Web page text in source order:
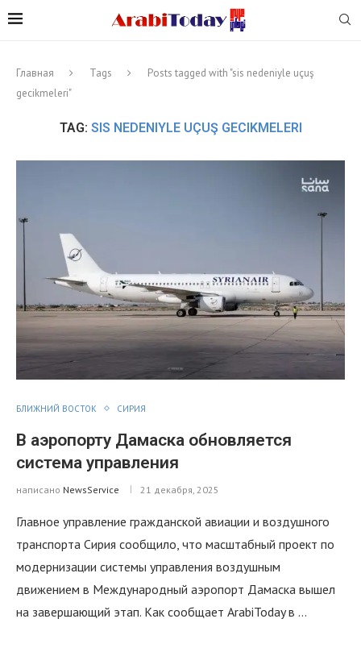
Главная Tags
Posts tagged with "sis nedeniyle uçuş
gecikmeleri"
TAG: SIS NEDENIYLE UÇUŞ GECIKMELERI
БЛИЖНИЙ ВОСТОК СИРИЯ
В аэропорту Дамаска обновляется
система управления
написано NewsService 21 декабря, 2025
Главное управление гражданской авиации и воздушного
транспорта Сирия сообщило, что масштабный проект по
модернизации системы управления воздушным
движением в Международный аэропорт Дамаска вышел
на завершающий этап. Как сообщает ArabiToday в …